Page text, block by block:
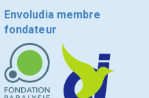
Envoludia membre
fondateur